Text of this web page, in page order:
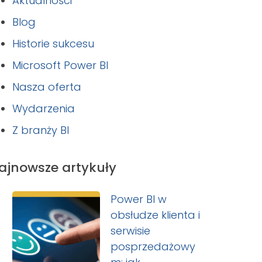
Blog
Historie sukcesu
Microsoft Power BI
Nasza oferta
Wydarzenia
Z branży BI
artykuły
Power BI w
obsłudze klienta i
serwisie
posprzedażowy